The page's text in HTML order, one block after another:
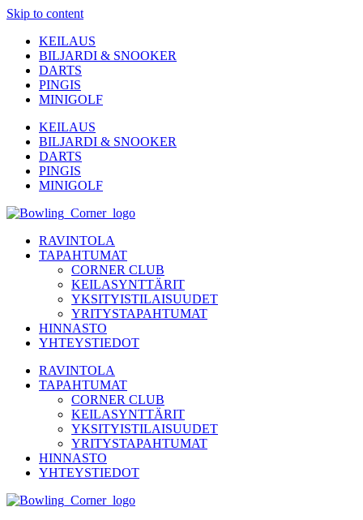
Skip to content
KEILAUS
BILJARDI & SNOOKER
DARTS
PINGIS
MINIGOLF
KEILAUS
BILJARDI & SNOOKER
DARTS
PINGIS
MINIGOLF
RAVINTOLA
TAPAHTUMAT
CORNER CLUB
KEILASYNTTÄRIT
YKSITYISTILAISUUDET
YRITYSTAPAHTUMAT
HINNASTO
YHTEYSTIEDOT
RAVINTOLA
TAPAHTUMAT
CORNER CLUB
KEILASYNTTÄRIT
YKSITYISTILAISUUDET
YRITYSTAPAHTUMAT
HINNASTO
YHTEYSTIEDOT